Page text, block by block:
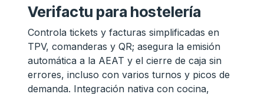
Verifactu para hostelería
Controla tickets y facturas simplificadas en
TPV, comanderas y QR; asegura la emisión
automática a la AEAT y el cierre de caja sin
errores, incluso con varios turnos y picos de
demanda. Integración nativa con cocina,